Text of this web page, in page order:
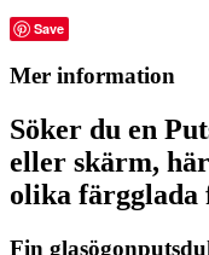
Save
Mer information
Söker du en
eller skärm,
olika
Fin